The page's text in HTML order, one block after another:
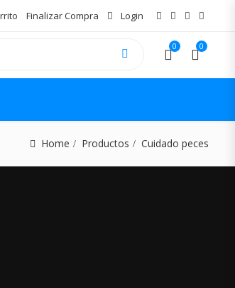
Finalizar Compra Login
0 0
Home Productos Cuidado peces